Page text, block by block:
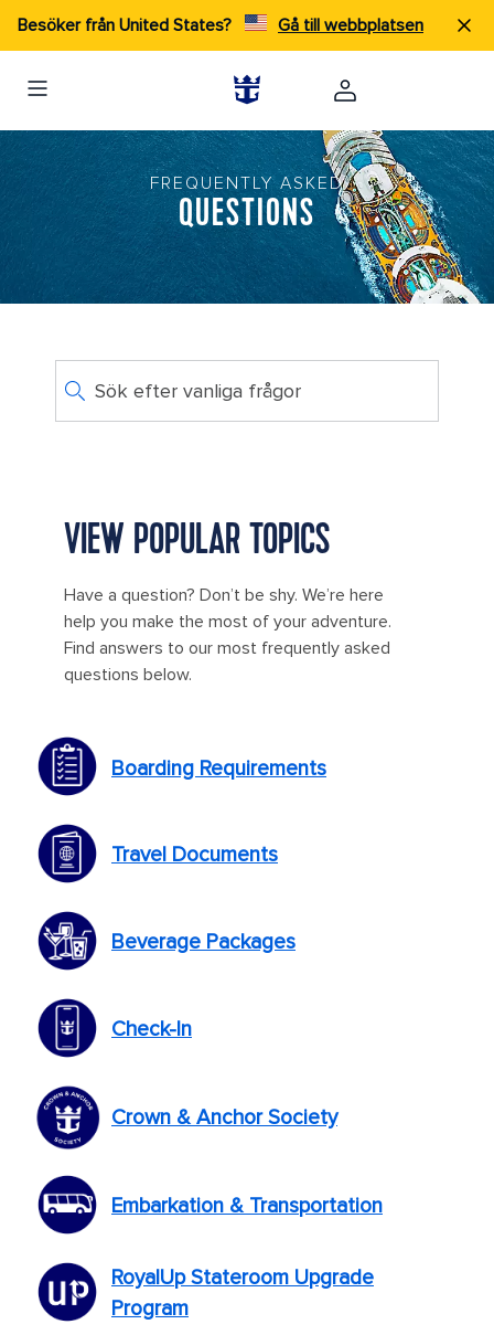
Besöker från United States? Gå till webbplatsen
FREQUENTLY ASKED
QUESTIONS
Sök efter vanliga frågor
VIEW POPULAR TOPICS
Have a question? Don’t be shy. We’re here
help you make the most of your adventure.
Find answers to our most frequently asked
questions below.
Boarding Requirements
Travel Documents
Beverage Packages
Check-In
Crown & Anchor Society
Embarkation & Transportation
RoyalUp Stateroom Upgrade
Program